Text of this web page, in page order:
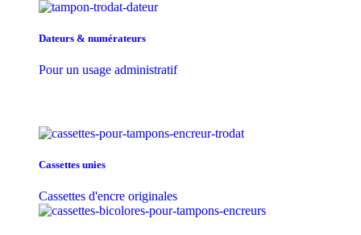
Dateurs & numérateurs
Pour un usage administratif
Cassettes unies
Cassettes d'encre originales